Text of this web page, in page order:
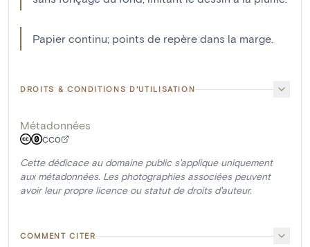
Papier continu; points de repère dans la marge.
DROITS & CONDITIONS D'UTILISATION
Métadonnées
CC0
Cette dédicace au domaine public s'applique uniquement
aux métadonnées. Les photographies associées peuvent
avoir leur propre licence ou statut de droits d'auteur.
COMMENT CITER